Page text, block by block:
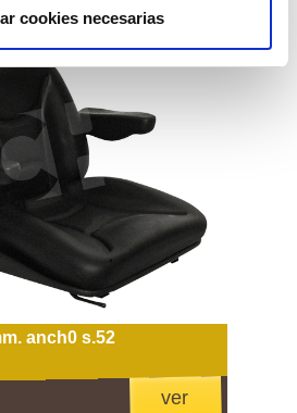
cookies necesarias
anch0 s.52
ver